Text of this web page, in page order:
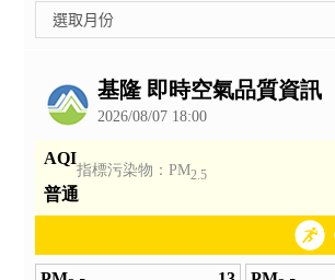
整
選取月份